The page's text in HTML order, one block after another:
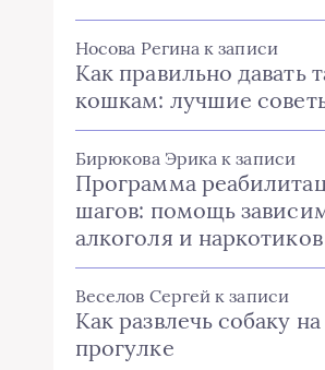
Носова Регина к записи
Как правильно давать
кошкам: лучшие
Бирюкова Эрика к записи
Программа
шагов: помощь
алкоголя и
Веселов Сергей к записи
Как развлечь собаку на
прогулке